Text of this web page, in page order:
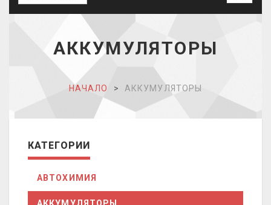
АККУМУЛЯТОРЫ
НАЧАЛО АККУМУЛЯТОРЫ
КАТЕГОРИИ
АВТОХИМИЯ